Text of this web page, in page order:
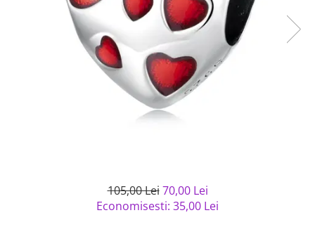
semipretioase
Bijuterii argint placat cu aur
Bijuterii argint cu diverse
Bijuterii argint cu murano
Bijuterii de Lux
Bijuterii gotice si rock
Bijuterii Handmade
Solutii si lavete de curatare
105,00 Lei 70,00 Lei
Economisesti: 35,00 Lei